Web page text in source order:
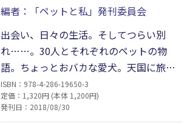
編者：「ペットと私」発刊委員会
出会い、日々の生活。そしてつらい別
れ……。30人とそれぞれのペットの物
語。ちょっとおバカな愛犬。天国に旅立
った愛猫。ちょっとかわったペット。あ
らためて思う。キミはたいせつな家族の
一員だよ。動物とのふれあいエピソード
ISBN：978-4-286-19650-3
定価：1,320円 (本体 1,200円)
発刊日：2018/08/30